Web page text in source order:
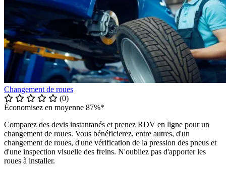
Changement de roues
(0)
Économisez en moyenne 87%*
Comparez des devis instantanés et prenez RDV en ligne pour un
changement de roues. Vous bénéficierez, entre autres, d'un
changement de roues, d'une vérification de la pression des pneus et
d'une inspection visuelle des freins. N'oubliez pas d'apporter les
roues à installer.